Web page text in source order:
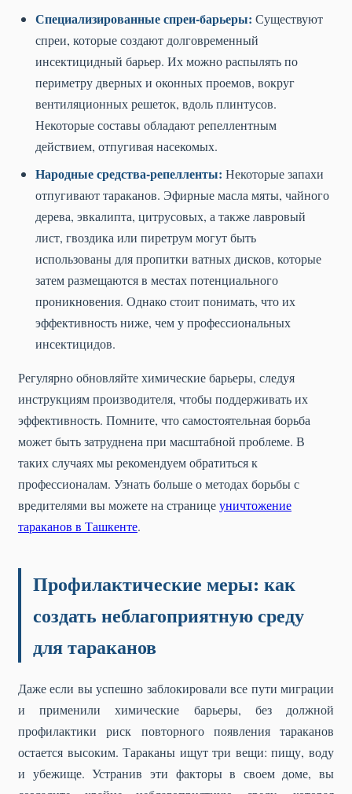
Специализированные спреи-барьеры: Существуют
спреи, которые создают долговременный
инсектицидный барьер. Их можно распылять по
периметру дверных и оконных проемов, вокруг
вентиляционных решеток, вдоль плинтусов.
Некоторые составы обладают репеллентным
действием, отпугивая насекомых.
Народные средства-репелленты: Некоторые запахи
отпугивают тараканов. Эфирные масла мяты, чайного
дерева, эвкалипта, цитрусовых, а также лавровый
лист, гвоздика или пиретрум могут быть
использованы для пропитки ватных дисков, которые
затем размещаются в местах потенциального
проникновения. Однако стоит понимать, что их
эффективность ниже, чем у профессиональных
инсектицидов.
Регулярно обновляйте химические барьеры, следуя
инструкциям производителя, чтобы поддерживать их
эффективность. Помните, что самостоятельная борьба
может быть затруднена при масштабной проблеме. В
таких случаях мы рекомендуем обратиться к
профессионалам. Узнать больше о методах борьбы с
вредителями вы можете на страницеуничтожение
тараканов в Ташкенте.
Профилактические меры: как
создать неблагоприятную среду
для тараканов
Даже если вы успешно заблокировали все пути миграции
и применили химические барьеры, без должной
профилактики риск повторного появления тараканов
остается высоким. Тараканы ищут три вещи: пищу, воду
и убежище. Устранив эти факторы в своем доме, вы